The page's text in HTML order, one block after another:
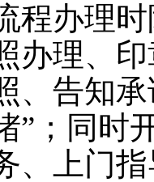
程办理
办理、
、告知
”；同时
、上门